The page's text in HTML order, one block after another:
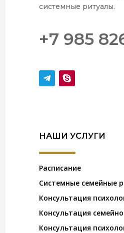
системные ритуалы.
+7 985
НАШИ УСЛУГИ
Расписание
Системные семейные
Консультация
Консультация
Консультация